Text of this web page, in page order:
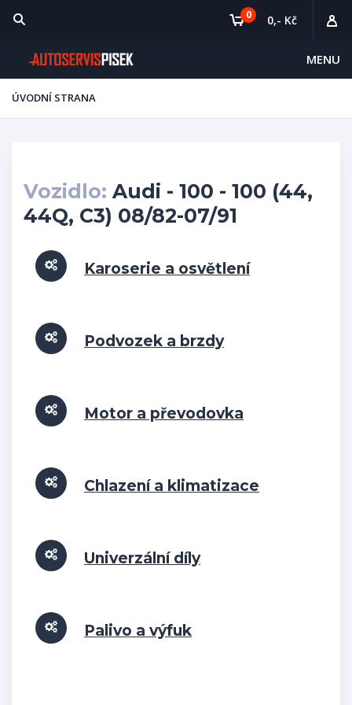
MENU
0 0,- Kč
ÚVODNÍ STRANA
Vozidlo: Audi - 100 - 100 (44,
44Q, C3) 08/82-07/91
Karoserie a osvětlení
Podvozek a brzdy
Motor a převodovka
Chlazení a klimatizace
Univerzální díly
Palivo a výfuk